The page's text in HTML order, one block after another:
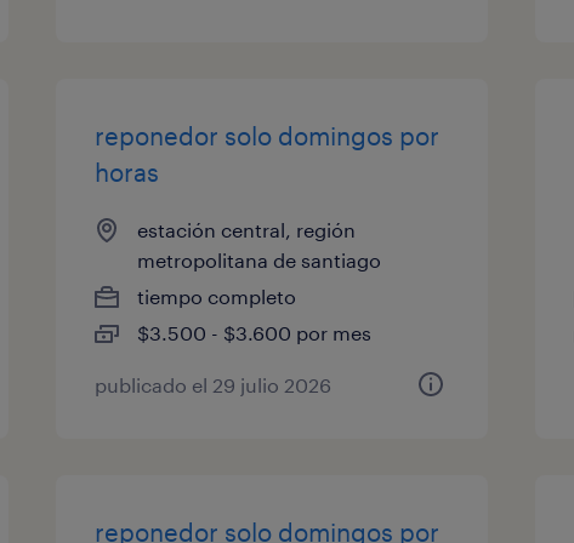
reponedor solo domingos por
horas
estación central, región
metropolitana de santiago
tiempo completo
$3.500 - $3.600 por mes
publicado el 29 julio 2026
reponedor solo domingos por